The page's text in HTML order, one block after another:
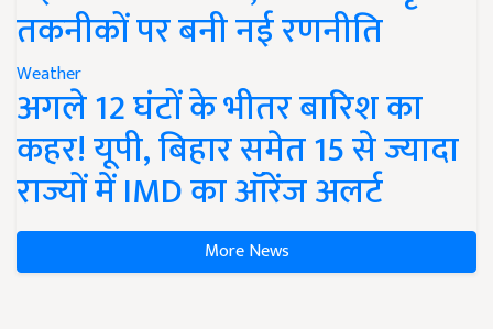
तकनीकों पर बनी नई रणनीति
Weather
अगले 12 घंटों के भीतर बारिश का
कहर! यूपी, बिहार समेत 15 से ज्यादा
राज्यों में IMD का ऑरेंज अलर्ट
More News